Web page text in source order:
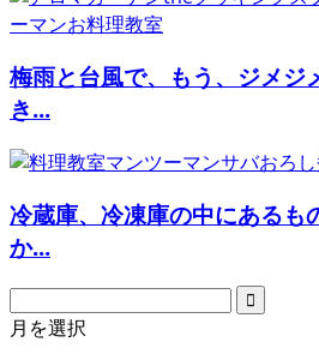
梅雨と台風で、もう、ジメジ
き...
冷蔵庫、冷凍庫の中にあるも
か...
月を選択